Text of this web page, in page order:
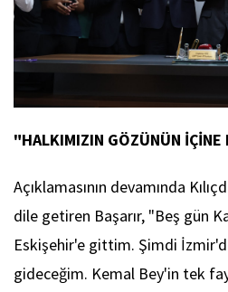
"HALKIMIZIN GÖZÜNÜN
Açıklamasının devamında
dile getiren Başarır, "Beş gün
Eskişehir'e gittim. Şimdi
gideceğim. Kemal Bey'in tek